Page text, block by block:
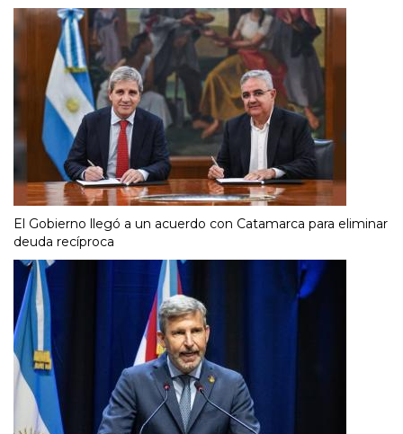
El Gobierno llegó a un acuerdo con Catamarca para eliminar
deuda recíproca